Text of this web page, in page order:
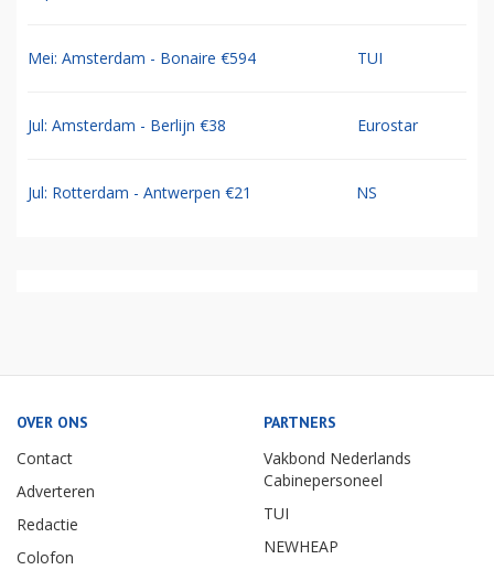
Mei: Amsterdam - Bonaire €594 TUI
Jul: Amsterdam - Berlijn €38 Eurostar
Jul: Rotterdam - Antwerpen €21 NS
OVER ONS
Contact
Adverteren
Redactie
Colofon
PARTNERS
Vakbond Nederlands
Cabinepersoneel
TUI
NEWHEAP